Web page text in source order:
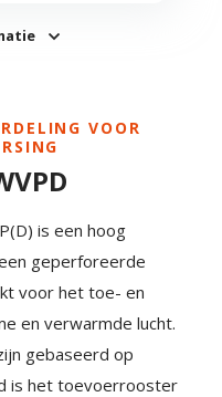
VOOR
is een hoog
geperforeerde
voor het toe- en
en verwarmde lucht.
gebaseerd op
is het toevoerrooster